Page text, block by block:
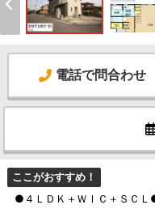
電話で問合わせ
ここがおすすめ！
●４ＬＤＫ＋ＷＩＣ＋ＳＣ